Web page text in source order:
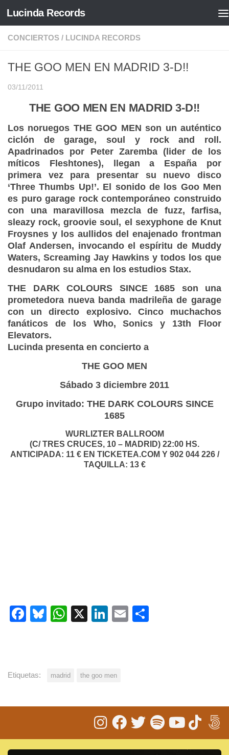
Saltar al contenido
Lucinda Records
CONCIERTOS / LUCINDA RECORDS
THE GOO MEN EN MADRID 3-D!!
03/11/2011
THE GOO MEN EN MADRID 3-D!!
Los noruegos THE GOO MEN son un auténtico
ciclón de garage, soul y rock and roll.
Apadrinados por Peter Zaremba (lider de los
míticos Fleshtones), llegan a España por
primera vez para presentar su nuevo disco
‘Three Thumbs Up!’. El sonido de los Goo Men
es puro garage rock contemporáneo construido
con una maravillosa mezcla de fuzz, farfisa,
sleazy rock, groovie soul, el sexyphone de Knut
Froysnes y los aullidos del enajenado frontman
Olaf Andersen, invocando el espíritu de Muddy
Waters, Screaming Jay Hawkins y todos los que
desnudaron su alma en los estudios Stax.
THE DARK COLOURS SINCE 1685 son una
prometedora nueva banda madrileña de garage
con un directo explosivo. Cinco muchachos
fanáticos de los Who, Sonics y 13th Floor
Elevators.
Lucinda presenta en concierto a
THE GOO MEN
Sábado 3 diciembre 2011
Grupo invitado: THE DARK COLOURS SINCE
1685
WURLIZTER BALLROOM
(C/ TRES CRUCES, 10 – MADRID) 22:00 HS.
ANTICIPADA: 11 € EN TICKETEA.COM Y 902 044 226 /
TAQUILLA: 13 €
Facebook
Bluesky
WhatsApp
X LinkedIn
Email
Etiquetas: madrid the goo men